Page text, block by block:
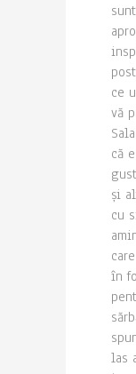
ce
vă
că
și
cu
în
las